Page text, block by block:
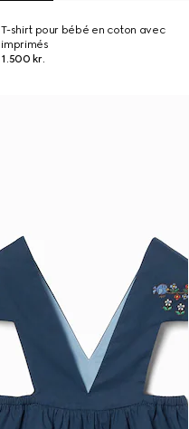
T-shirt pour bébé en coton avec
imprimés
1.500 kr.